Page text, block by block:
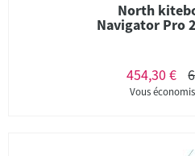
North
Navigator Pro
454,30 €
Vous